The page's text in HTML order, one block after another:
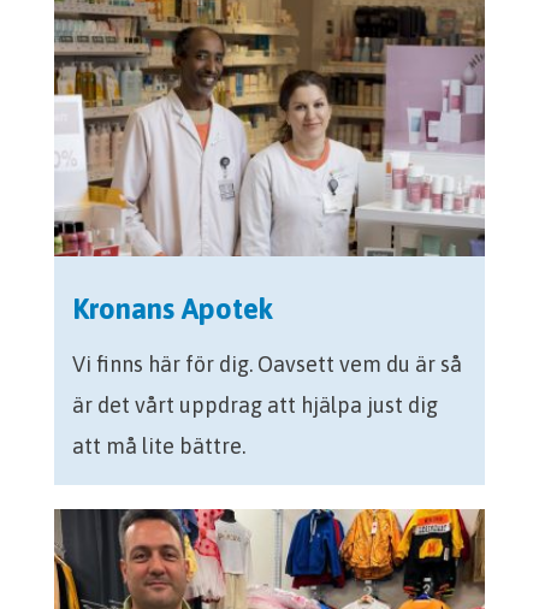
Kronans Apotek
Vi finns här för dig. Oavsett vem du är så
är det vårt uppdrag att hjälpa just dig
att må lite bättre.